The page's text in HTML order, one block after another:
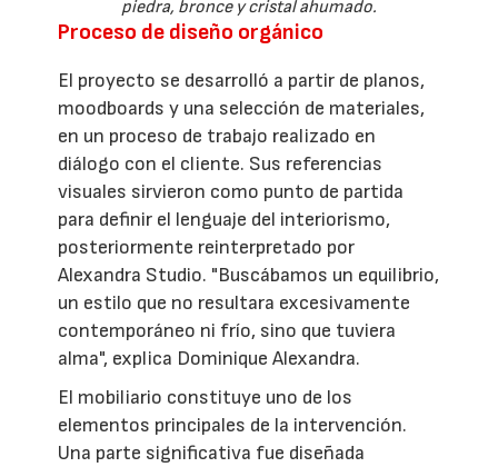
piedra, bronce y cristal ahumado.
Proceso de diseño orgánico
El proyecto se desarrolló a partir de planos,
moodboards y una selección de materiales,
en un proceso de trabajo realizado en
diálogo con el cliente. Sus referencias
visuales sirvieron como punto de partida
para definir el lenguaje del interiorismo,
posteriormente reinterpretado por
Alexandra Studio. "Buscábamos un equilibrio,
un estilo que no resultara excesivamente
contemporáneo ni frío, sino que tuviera
alma", explica Dominique Alexandra.
El mobiliario constituye uno de los
elementos principales de la intervención.
Una parte significativa fue diseñada